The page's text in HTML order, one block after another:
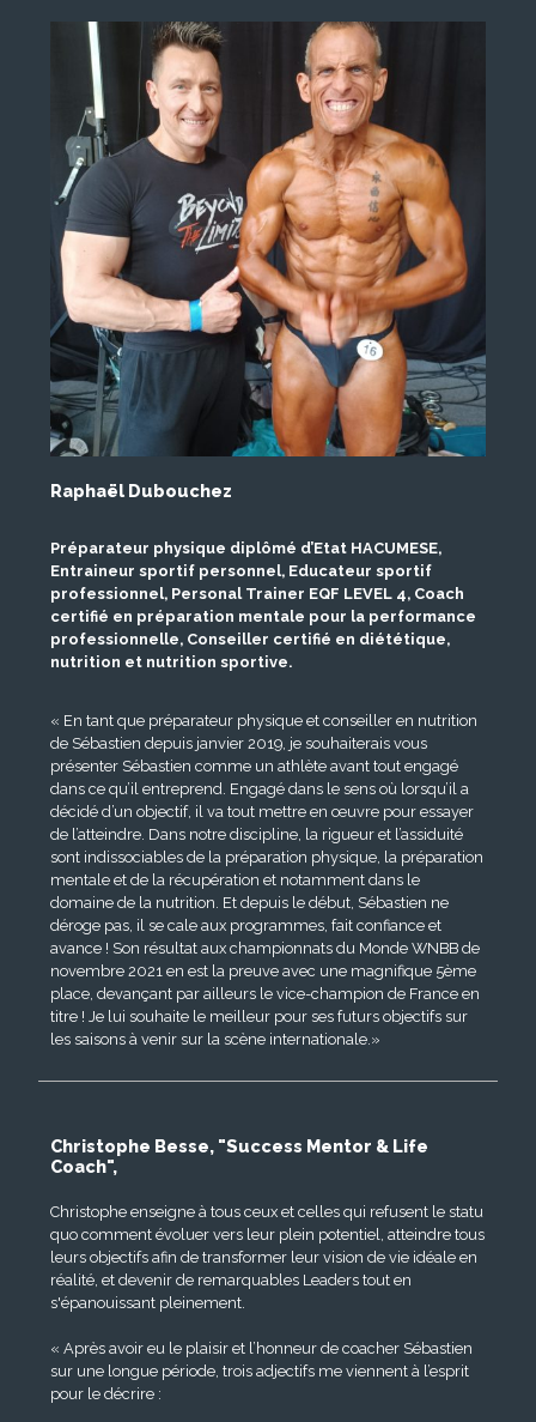
Raphaël Dubouchez
Préparateur physique diplômé d’Etat HACUMESE,
Entraineur sportif personnel, Educateur sportif
professionnel, Personal Trainer EQF LEVEL 4, Coach
certifié en préparation mentale pour la performance
professionnelle, Conseiller certifié en diététique,
nutrition et nutrition sportive.
« En tant que préparateur physique et conseiller en nutrition
de Sébastien depuis janvier 2019, je souhaiterais vous
présenter Sébastien comme un athlète avant tout engagé
dans ce qu’il entreprend. Engagé dans le sens où lorsqu’il a
décidé d’un objectif, il va tout mettre en œuvre pour essayer
de l’atteindre. Dans notre discipline, la rigueur et l’assiduité
sont indissociables de la préparation physique, la préparation
mentale et de la récupération et notamment dans le
domaine de la nutrition. Et depuis le début, Sébastien ne
déroge pas, il se cale aux programmes, fait confiance et
avance ! Son résultat aux championnats du Monde WNBB de
novembre 2021 en est la preuve avec une magnifique 5ème
place, devançant par ailleurs le vice-champion de France en
titre ! Je lui souhaite le meilleur pour ses futurs objectifs sur
les saisons à venir sur la scène internationale.»
Christophe Besse, "Success Mentor & Life
Coach",
Christophe enseigne à tous ceux et celles qui refusent le statu
quo comment évoluer vers leur plein potentiel, atteindre tous
leurs objectifs afin de transformer leur vision de vie idéale en
réalité, et devenir de remarquables Leaders tout en
s'épanouissant pleinement.
« Après avoir eu le plaisir et l’honneur de coacher Sébastien
sur une longue période, trois adjectifs me viennent à l’esprit
pour le décrire :